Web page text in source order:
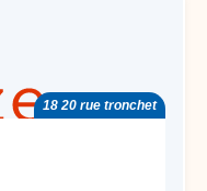
18 20 rue tronchet